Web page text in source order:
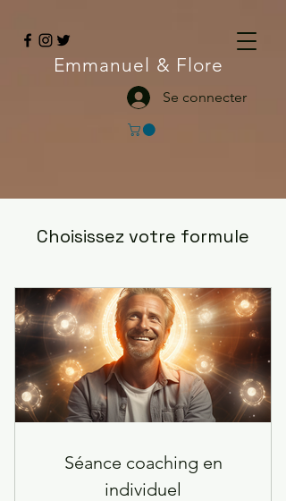
Emmanuel & Flore
Se connecter
Choisissez votre formule
Séance coaching en
individuel